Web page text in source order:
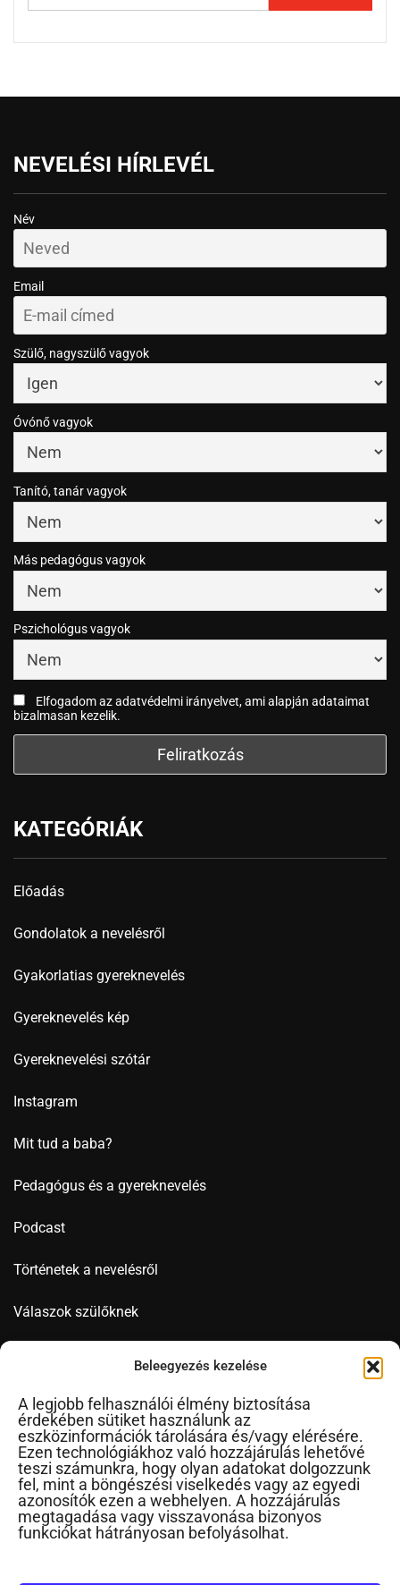
Beleegyezés kezelése
A legjobb felhasználói élmény biztosítása
érdekében sütiket használunk az
eszközinformációk tárolására és/vagy elérésére.
Ezen technológiákhoz való hozzájárulás lehetővé
teszi számunkra, hogy olyan adatokat dolgozzunk
fel, mint a böngészési viselkedés vagy az egyedi
azonosítók ezen a webhelyen. A hozzájárulás
megtagadása vagy visszavonása bizonyos
funkciókat hátrányosan befolyásolhat.
NEVELÉSI HÍRLEVÉL
Név
Email
Szülő, nagyszülő vagyok
Óvónő vagyok
Tanító, tanár vagyok
Más pedagógus vagyok
Pszichológus vagyok
Elfogadom az adatvédelmi irányelvet, ami alapján adataimat
bizalmasan kezelik.
KATEGÓRIÁK
Előadás
Gondolatok a nevelésről
Gyakorlatias gyereknevelés
Gyereknevelés kép
Gyereknevelési szótár
Instagram
Mit tud a baba?
Pedagógus és a gyereknevelés
Podcast
Történetek a nevelésről
Válaszok szülőknek
Novák Ferenc
Cikkek ábécérendben
Impresszum
RSS
Kapcsolat